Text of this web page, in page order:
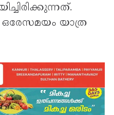
ഒരേസമയം യാത്ര